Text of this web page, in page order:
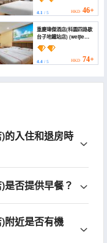
4.1/ 5 HKD 46+
重慶瑋傑酒店(科園四路歇
台子地鐵站店) (weijie
Hotel)
4.4/ 5 HKD 74+
的入住和退房時
是否提供早餐？
附近是否有機